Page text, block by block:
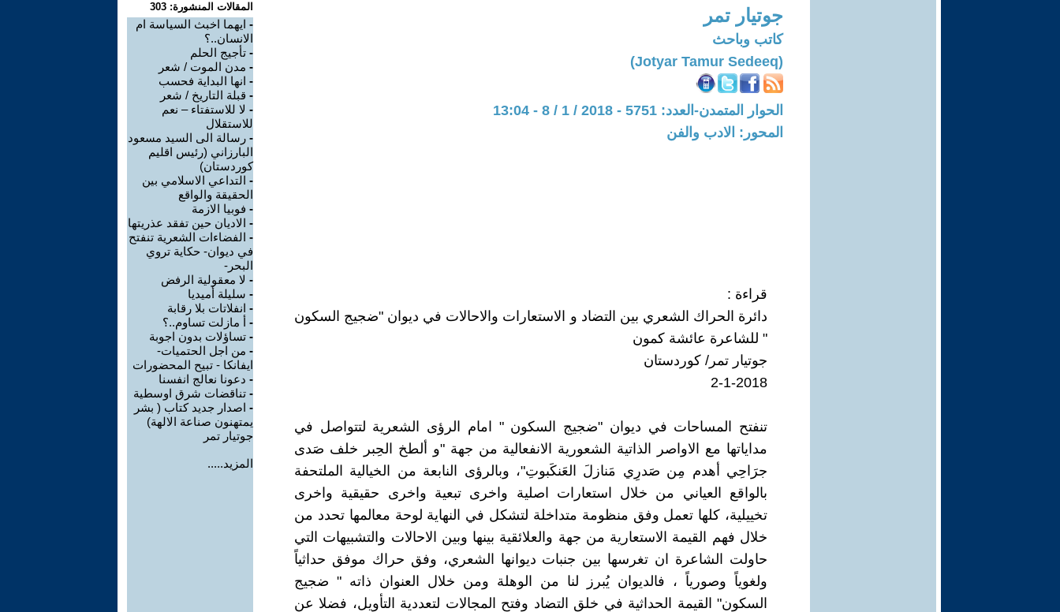
جوتيار تمر
كاتب وباحث
(Jotyar Tamur Sedeeq)
الحوار المتمدن-العدد: 5751 - 2018 / 1 / 8 - 13:04
المحور: الادب والفن
قراءة :
دائرة الحراك الشعري بين التضاد و الاستعارات والاحالات في ديوان "ضجيج السكون
" للشاعرة عائشة كمون
جوتيار تمر/ كوردستان
2-1-2018
تنفتح المساحات في ديوان "ضجيج السكون " امام الرؤى الشعرية لتتواصل في
مداياتها مع الاواصر الذاتية الشعورية الانفعالية من جهة "و ألطخ الحِبر خلف صَدى
جرَاحِي أهدم مِن صَدرِي مَنازلَ العَنكَبوتِ"، وبالرؤى النابعة من الخيالية الملتحفة
بالواقع العياني من خلال استعارات اصلية واخرى تبعية واخرى حقيقية واخرى
تخييلية، كلها تعمل وفق منظومة متداخلة لتشكل في النهاية لوحة معالمها تحدد من
خلال فهم القيمة الاستعارية من جهة والعلائقية بينها وبين الاحالات والتشبيهات التي
حاولت الشاعرة ان تغرسها بين جنبات ديوانها الشعري، وفق حراك موفق حداثياً
ولغوياً وصورياً ، فالديوان يُبرز لنا من الوهلة ومن خلال العنوان ذاته " ضجيج
السكون" القيمة الحداثية في خلق التضاد وفتح المجالات لتعددية التأويل، فضلا عن
المقالات المنشورة: 303
- ايهما اخبث السياسة ام
الانسان..؟
- تأجيج الحلم
- مدن الموت / شعر
- انها البداية فحسب
- قبلة التاريخ / شعر
- لا للاستفتاء – نعم
للاستقلال
- رسالة الى السيد مسعود
البارزاني (رئيس اقليم
كوردستان)
- التداعي الاسلامي بين
الحقيقة والواقع
- فوبيا الازمة
- الاديان حين تفقد عذريتها
- الفضاءات الشعرية تنفتح
في ديوان- حكاية تروي
البحر-
- لا معقولية الرفض
- سليلة أميديا
- انفلاتات بلا رقابة
- أ مازلت تساوم..؟
- تساؤلات بدون اجوبة
- من اجل الحتميات-
ايفانكا - تبيح المحضورات
- دعونا نعالج انفسنا
- تناقضات شرق اوسطية
- اصدار جديد كتاب ( بشر
يمتهنون صناعة الالهة)
جوتيار تمر
المزيد.....